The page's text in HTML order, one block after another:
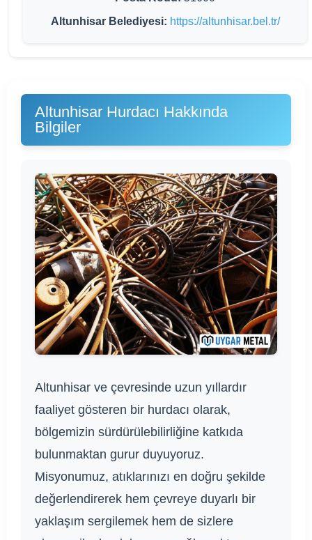
Altunhisar Belediyesi: https://altunhisar.bel.tr/
Altunhisar Hurdacı Hakkında
Bilgiler
Altunhisar ve çevresinde uzun yıllardır
faaliyet gösteren bir hurdacı olarak,
bölgemizin sürdürülebilirliğine katkıda
bulunmaktan gurur duyuyoruz.
Misyonumuz, atıklarınızı en doğru şekilde
değerlendirerek hem çevreye duyarlı bir
yaklaşım sergilemek hem de sizlere